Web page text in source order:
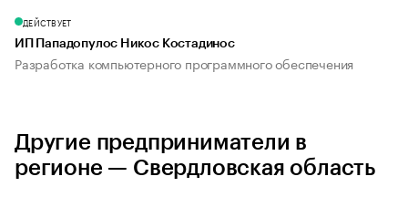
ДЕЙСТВУЕТ
ИП Пападопулос Никос Костадинос
Разработка компьютерного программного обеспечения
Другие предприниматели в
регионе — Свердловская область